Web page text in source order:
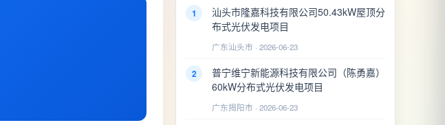
1
汕头市隆嘉科技有限公司50.43kW屋顶分
布式光伏发电项目
广东汕头市 · 2026-06-23
2
普宁维宁新能源科技有限公司（陈勇嘉）
60kW分布式光伏发电项目
广东揭阳市 · 2026-06-23